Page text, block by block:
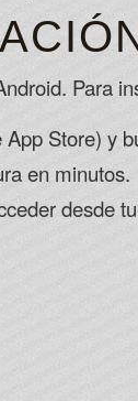
Para
Store) y
en minutos.
desde